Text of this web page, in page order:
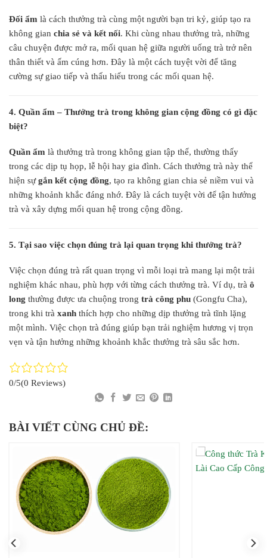
Đối ẩm là cách thưởng trà cùng một người bạn tri kỷ, giúp tạo ra
không gian chia sẻ và kết nối. Khi cùng nhau thưởng trà, những
câu chuyện được mở ra, mối quan hệ giữa người uống trà trở nên
thân thiết và ấm cúng hơn. Đây là một cách tuyệt vời để tăng
cường sự giao tiếp và thấu hiểu trong các mối quan hệ.
4. Quần ẩm – Thưởng trà trong không gian cộng đồng có gì đặc
biệt?
Quần ẩm là thưởng trà trong không gian tập thể, thường thấy
trong các dịp tụ họp, lễ hội hay gia đình. Cách thưởng trà này thể
hiện sựgắn kết cộng đồng, tạo ra không gian chia sẻ niềm vui và
những khoảnh khắc đáng nhớ. Đây là cách tuyệt vời để tận hưởng
trà và xây dựng mối quan hệ trong cộng đồng.
5. Tại sao việc chọn đúng trà lại quan trọng khi thưởng trà?
Việc chọn đúng trà rất quan trọng vì mỗi loại trà mang lại một trải
nghiệm khác nhau, phù hợp với từng cách thưởng trà. Ví dụ, trà ô
long thường được ưa chuộng trong trà công phu (Gongfu Cha),
trong khi trà xanh thích hợp cho những dịp thưởng trà tĩnh lặng
một mình. Việc chọn trà đúng giúp bạn trải nghiệm hương vị trọn
vẹn và tận hưởng những khoảnh khắc thưởng trà sâu sắc hơn.
0/5(0 Reviews)
BÀI VIẾT CÙNG CHỦ ĐỀ: